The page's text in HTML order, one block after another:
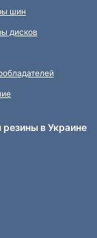
шин
дисков
в Украине